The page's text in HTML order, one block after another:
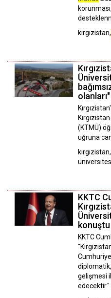
kırgızistan,
(KTMÜ)
uğruna
KKTC
konuştu
KKTC
gelişmesi
edecektir."